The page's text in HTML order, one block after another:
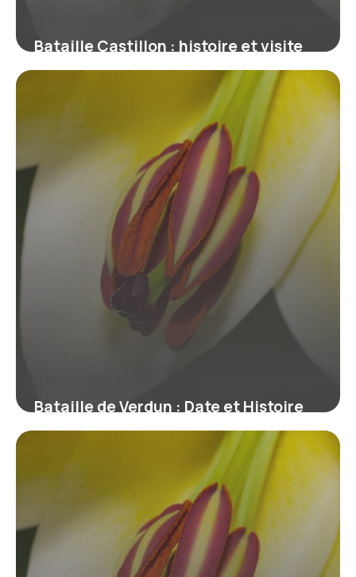
Bataille Castillon : histoire et visite
2026
Bataille de Verdun : Date et Histoire
Complète